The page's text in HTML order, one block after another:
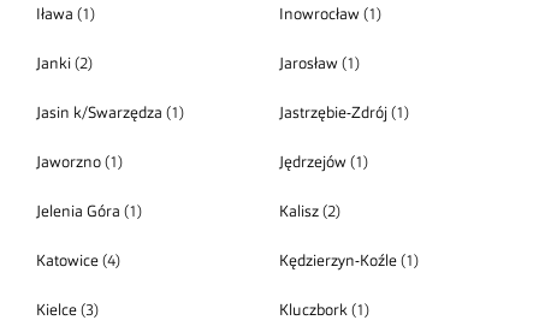
Iława (1) Inowrocław(1)
Janki (2) Jarosław(1)
Jasin k/Swarzędza (1) Jastrzębie-Zdrój(1)
Jaworzno (1) Jędrzejów(1)
Jelenia Góra (1) Kalisz(2)
Katowice (4) Kędzierzyn-Koźle(1)
Kielce (3) Kluczbork(1)